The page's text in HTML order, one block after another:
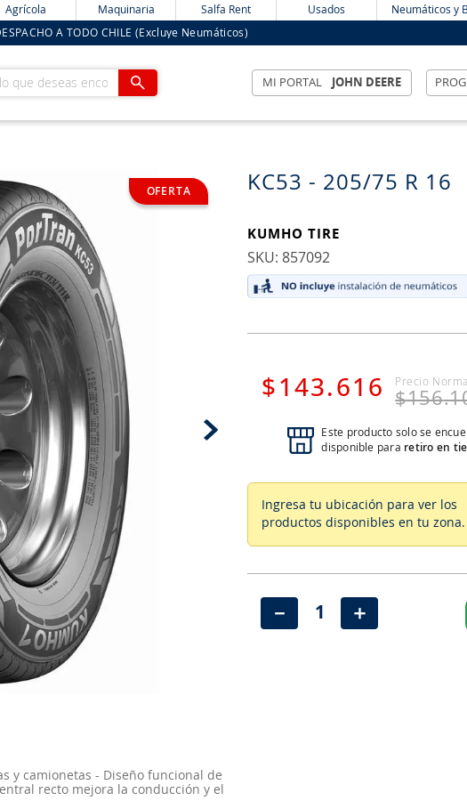
Agrícola Maquinaria Salfa Rent Usados Neumáticos y
A TODO CHILE (Excluye Neumáticos)
que deseas encontrar MI PORTAL JOHN DEERE
y camionetas - Diseño funcional de
recto mejora la conducción y el
KC53 - 205/75 R 16
KUMHO TIRE
:857092
$ 143. 616 $156.
Este producto solo se
disponible para retiro en
Ingresa tu ubicación para ver los
productos disponibles en tu zona.
＋
－